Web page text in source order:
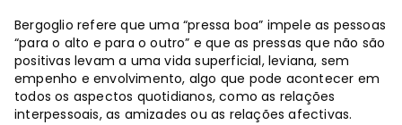
Bergoglio refere que uma “pressa boa” impele as pessoas
“para o alto e para o outro” e que as pressas que não são
positivas levam a uma vida superficial, leviana, sem
empenho e envolvimento, algo que pode acontecer em
todos os aspectos quotidianos, como as relações
interpessoais, as amizades ou as relações afectivas.